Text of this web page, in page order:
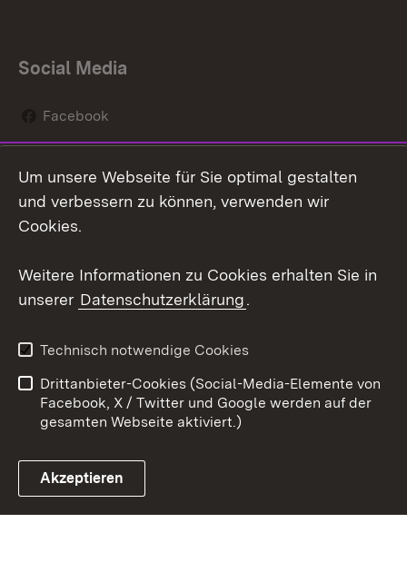
Social Media
Facebook
Social Wall
Youtube
Link zum Landesportal
Kontakt
Datenschutz
Barrierefreiheit
Impressum Cookies
Um unsere Webseite für Sie optimal gestalten
und verbessern zu können, verwenden wir
Cookies.
Weitere Informationen zu Cookies erhalten Sie in
unserer Datenschutzerklärung.
Technisch notwendige Cookies
Drittanbieter-Cookies (Social-Media-Elemente von
Facebook, X / Twitter und Google werden auf der
gesamten Webseite aktiviert.)
Akzeptieren